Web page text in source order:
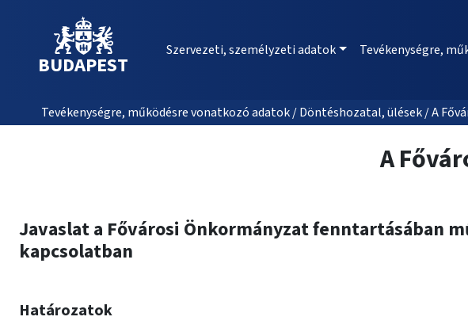
BUDAPEST
Szervezeti, személyzeti adatok Tevékenységre,
Tevékenységre, működésre vonatkozó adatok / Döntéshozatal, ülések / A
A
Javaslat a Fővárosi Önkormányzat fenntartásában
kapcsolatban
Határozatok